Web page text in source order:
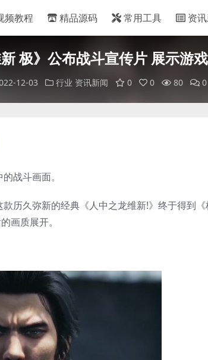
频教程 精品源码 常用工具 资
新 极》公布战斗宣传片 展示游
12-03 行业 资讯新闻 0 0 80 0
战斗画面。
历久弥新的经典《人中之龙维新!》终于得到
画质展开。